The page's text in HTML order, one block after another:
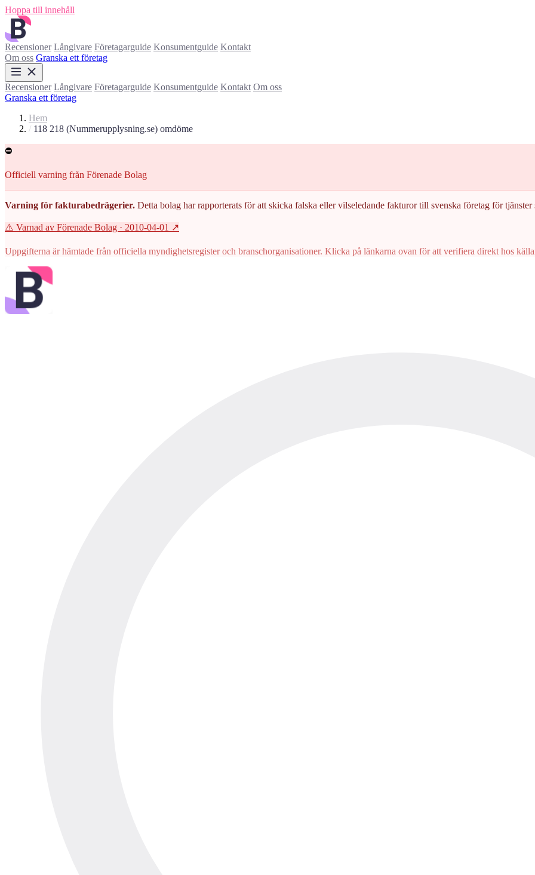
Hoppa till innehåll
Recensioner Långivare Företagarguide Konsumentguide Kontakt
Om oss Granska ett företag
Recensioner Långivare Företagarguide Konsumentguide Kontakt Om oss
Granska ett företag
Hem
/ 118 218 (Nummerupplysning.se) omdöme
⛔
Officiell varning från Förenade Bolag
Varning för fakturabedrägerier. Detta bolag har rapporterats för att skicka falska eller vilseledande fakturor till svenska företag för
⚠️ Varnad av Förenade Bolag · 2010-04-01 ↗
Uppgifterna är hämtade från officiella myndighetsregister och branschorganisationer. Klicka på länkarna ovan för att verifiera direkt hos